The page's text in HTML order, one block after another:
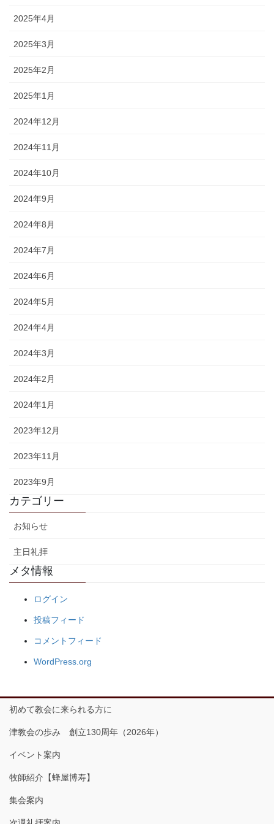
2025年4月
2025年3月
2025年2月
2025年1月
2024年12月
2024年11月
2024年10月
2024年9月
2024年8月
2024年7月
2024年6月
2024年5月
2024年4月
2024年3月
2024年2月
2024年1月
2023年12月
2023年11月
2023年9月
カテゴリー
お知らせ
主日礼拝
メタ情報
ログイン
投稿フィード
コメントフィード
WordPress.org
初めて教会に来られる方に
津教会の歩み 創立130周年（2026年）
イベント案内
牧師紹介【蜂屋博寿】
集会案内